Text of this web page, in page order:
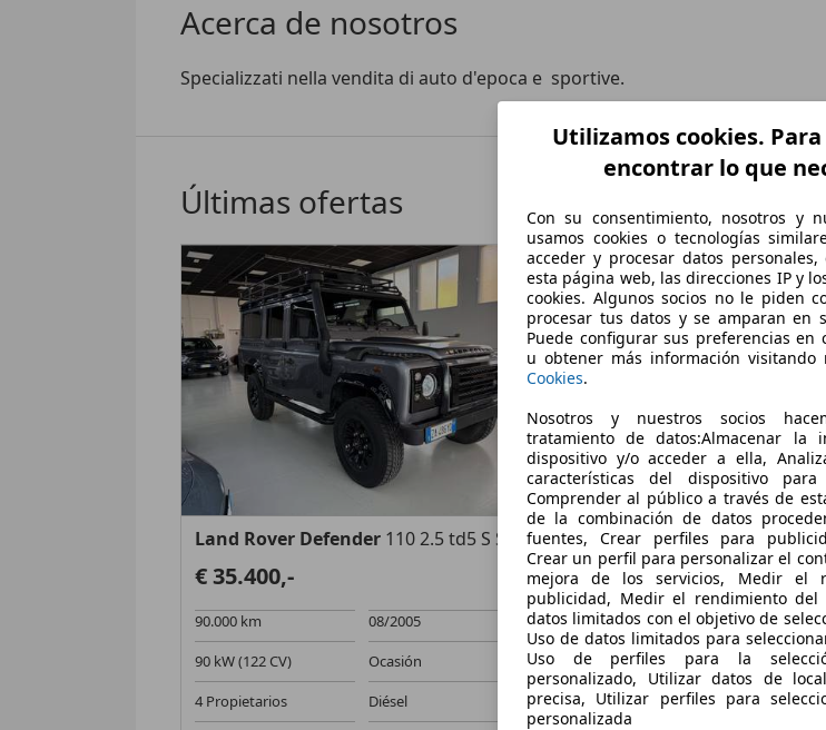
Acerca de nosotros
Specializzati nella vendita di auto d'epoca e  sportive.
Últimas ofertas
Land Rover Defender 110 2.5 td5 S SW
€ 35.400,-
90.000 km
08/2005
90 kW (122 CV)
Ocasión
4 Propietarios
Diésel
Land Rover SeriesDEFENDER 110 -3.5
€ 31.000,-
124.000 km
02/1983
85 kW (116 CV)
Ocasión
3 Propietarios
Gasolina
Utilizamos cookies.
encontrar lo que
Con su consentimiento, nosotros y
usamos cookies o tecnologías
acceder y procesar datos
esta página web, las direcciones IP y
cookies. Algunos socios no le piden
procesar tus datos y se amparan en
Puede configurar sus preferencias en
u obtener más información visitando
Cookies.
Nosotros y nuestros socios
tratamiento de datos:Almacenar la
dispositivo y/o acceder a ella,
características del dispositivo
Comprender al público a través de
de la combinación de datos
fuentes, Crear perfiles para
Crear un perfil para personalizar el
mejora de los servicios, Medir el
publicidad, Medir el rendimiento del
datos limitados con el objetivo de
Uso de datos limitados para
Uso de perfiles para la
personalizado, Utilizar datos de
precisa, Utilizar perfiles para
personalizada